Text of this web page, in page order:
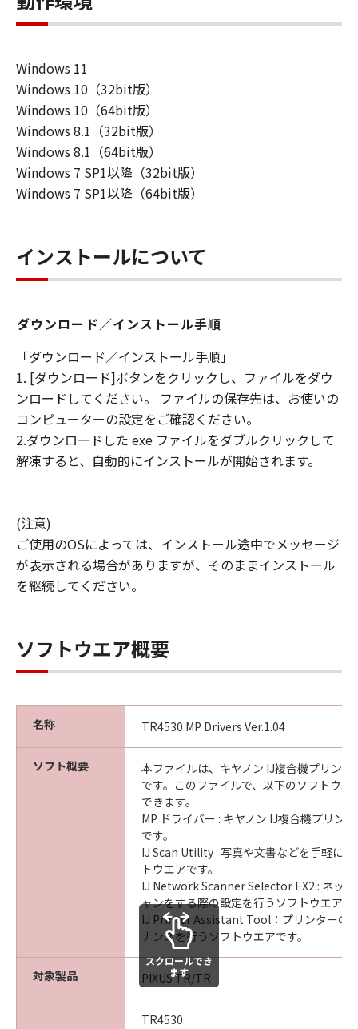
Windows 11
Windows 10（32bit版）
Windows 10（64bit版）
Windows 8.1（32bit版）
Windows 8.1（64bit版）
Windows 7 SP1以降（32bit版）
Windows 7 SP1以降（64bit版）
インストールについて
ダウンロード／インストール手順
「ダウンロード／インストール手順」
1. [ダウンロード]ボタンをクリックし、ファイルをダウ
ンロードしてください。 ファイルの保存先は、お使いの
コンピューターの設定をご確認ください。
2.ダウンロードした exe ファイルをダブルクリックして
解凍すると、自動的にインストールが開始されます。
(注意)
ご使用のOSによっては、インストール途中でメッセージ
が表示される場合がありますが、そのままインストール
を継続してください。
ソフトウエア概要
名称 TR4530 MP Drivers Ver.1.04
ソフト概要
本ファイルは、キヤノン IJ複合機プリン
です。このファイルで、以下のソフトウエ
できます。
MP ドライバー : キヤノン IJ複合機プリン
です。
IJ Scan Utility : 写真や文書などを手軽に
トウエアです。
IJ Network Scanner Selector EX2 : ネッ
ャンをする際の設定を行うソフトウエアで
IJ Printer Assistant Tool：プリンターの
ナンスを行うソフトウエアです。
対象製品 PIXUS TR/TR
TR4530
スクロールでき
ます